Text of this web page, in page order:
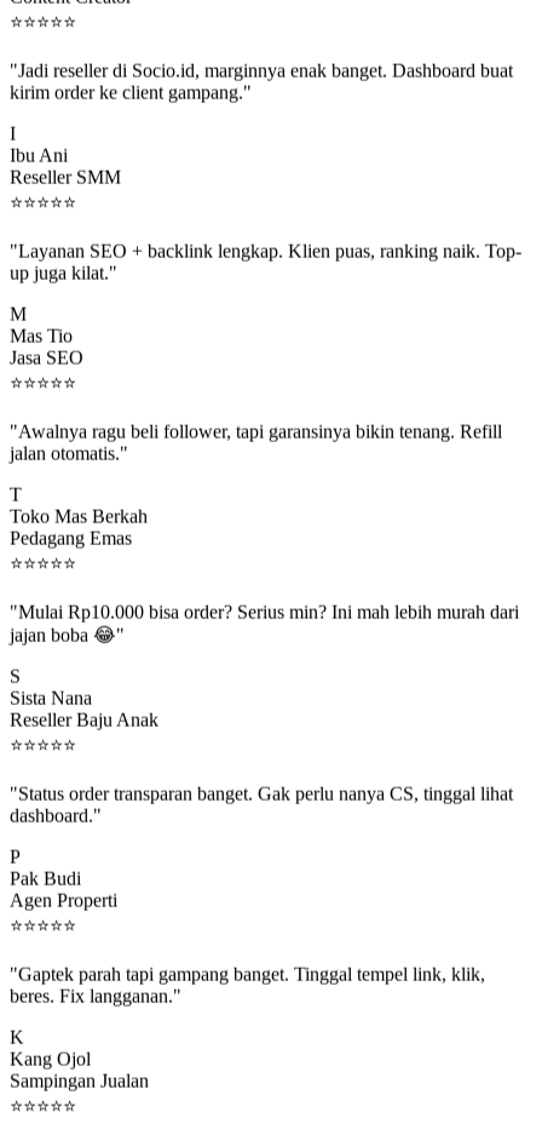
kirim order ke client gampang."
Ibu Ani
Reseller SMM
⭐⭐⭐⭐⭐
up juga kilat."
Mas Tio
Jasa SEO
⭐⭐⭐⭐⭐
jalan otomatis."
Toko Mas Berkah
Pedagang Emas
⭐⭐⭐⭐⭐
jajan boba 😂"
Sista Nana
Reseller Baju Anak
⭐⭐⭐⭐⭐
dashboard."
Pak Budi
Agen Properti
⭐⭐⭐⭐⭐
beres. Fix langganan."
Kang Ojol
Sampingan Jualan
⭐⭐⭐⭐⭐